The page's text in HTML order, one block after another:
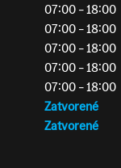
07:00 – 18:00
07:00 – 18:00
07:00 – 18:00
07:00 – 18:00
07:00 – 18:00
Zatvorené
Zatvorené